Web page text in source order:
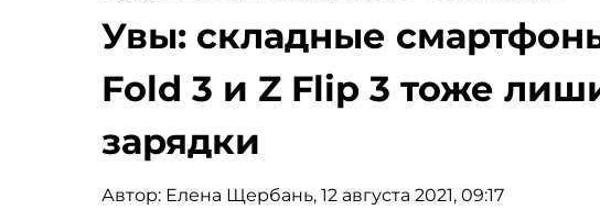
Увы: складные
Fold 3 и Z Flip 3 тоже
зарядки
Автор: Елена Щербань, 12 августа 2021, 09:17